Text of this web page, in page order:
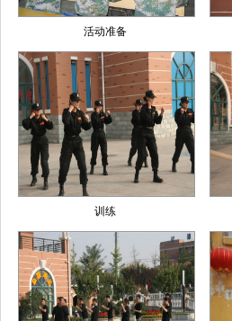
活动准备
训练